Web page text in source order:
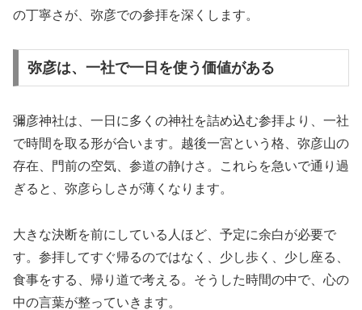
の丁寧さが、弥彦での参拝を深くします。
弥彦は、一社で一日を使う価値がある
彌彦神社は、一日に多くの神社を詰め込む参拝より、一社
で時間を取る形が合います。越後一宮という格、弥彦山の
存在、門前の空気、参道の静けさ。これらを急いで通り過
ぎると、弥彦らしさが薄くなります。
大きな決断を前にしている人ほど、予定に余白が必要で
す。参拝してすぐ帰るのではなく、少し歩く、少し座る、
食事をする、帰り道で考える。そうした時間の中で、心の
中の言葉が整っていきます。